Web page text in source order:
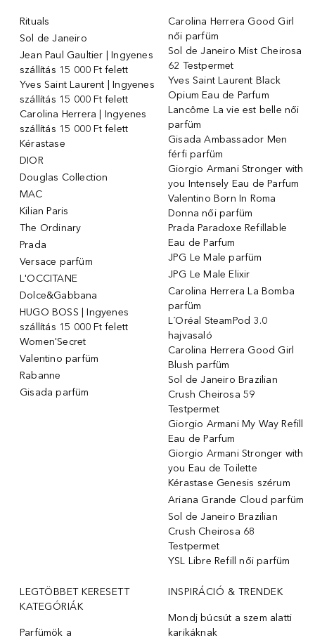
Rituals
Sol de Janeiro
Jean Paul Gaultier | Ingyenes
szállítás 15 000 Ft felett
Yves Saint Laurent | Ingyenes
szállítás 15 000 Ft felett
Carolina Herrera | Ingyenes
szállítás 15 000 Ft felett
Kérastase
DIOR
Douglas Collection
MAC
Kilian Paris
The Ordinary
Prada
Versace parfüm
L'OCCITANE
Dolce&Gabbana
HUGO BOSS | Ingyenes
szállítás 15 000 Ft felett
Women'Secret
Valentino parfüm
Rabanne
Gisada parfüm
Carolina Herrera Good Girl
női parfüm
Sol de Janeiro Mist Cheirosa
62 Testpermet
Yves Saint Laurent Black
Opium Eau de Parfum
Lancôme La vie est belle női
parfüm
Gisada Ambassador Men
férfi parfüm
Giorgio Armani Stronger with
you Intensely Eau de Parfum
Valentino Born In Roma
Donna női parfüm
Prada Paradoxe Refillable
Eau de Parfum
JPG Le Male parfüm
JPG Le Male Elixir
Carolina Herrera La Bomba
parfüm
L´Oréal SteamPod 3.0
hajvasaló
Carolina Herrera Good Girl
Blush parfüm
Sol de Janeiro Brazilian
Crush Cheirosa 59
Testpermet
Giorgio Armani My Way Refill
Eau de Parfum
Giorgio Armani Stronger with
you Eau de Toilette
Kérastase Genesis szérum
Ariana Grande Cloud parfüm
Sol de Janeiro Brazilian
Crush Cheirosa 68
Testpermet
YSL Libre Refill női parfüm
LEGTÖBBET KERESETT
KATEGÓRIÁK
Parfümök ️a
INSPIRÁCIÓ & TRENDEK
Mondj búcsút a szem alatti
karikáknak